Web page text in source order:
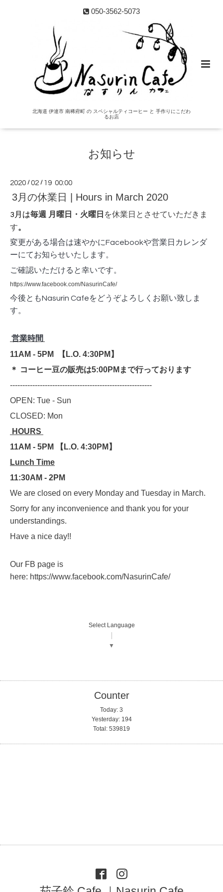
050-3562-5073
北海道 伊達市 南稀府町 の スペシャルティコーヒー と 手作りにこだわ
るお店
お知らせ
2020 /02 / 19 00:00
3月の休業日 | Hours in March 2020
3月は毎週 月曜日・火曜日 を休業日とさせていただきま
す。
変更がある場合は速やかにFacebookや営業日カレンダ
ーにてお知らせいたします。
ご確認いただけると幸いです。
https://www.facebook.com/NasurinCafe/
今後ともNasurin Cafeをどうぞよろしくお願い致しま
す。
営業時間
11AM - 5PM 【 L.O. 4:30PM】
＊ コーヒー豆の販売は5:00PMまで行っております
---------------------------------------------------------
OPEN: Tue - Sun
CLOSED: Mon
HOURS
11AM - 5PM 【L.O. 4:30PM】
Lunch Time
11:30AM - 2PM
We are closed on every Monday and Tuesday in March.
Sorry for any inconvenience and thank you for your
understandings.
Have a nice day!!
Our FB page is
here: https://www.facebook.com/NasurinCafe/
Select Language
▼
Counter
Today: 3
Yesterday: 194
Total: 539819